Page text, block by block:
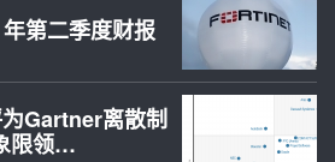
第二季度财报
Gartner离散制
限领…